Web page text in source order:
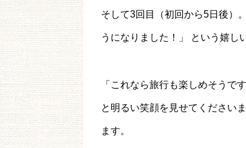
そして3回目（初回から5日後）
うになりました！」 という嬉し
「これなら旅行も楽しめそうで
と明るい笑顔を見せてください
ます。